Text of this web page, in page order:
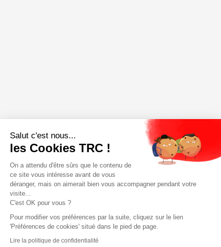
Salut c'est nous...
les Cookies TRC !
On a attendu d'être sûrs que le contenu de
ce site vous intéresse avant de vous
déranger, mais on aimerait bien vous accompagner pendant votre
visite...
C'est OK pour vous ?
Pour modifier vos préférences par la suite, cliquez sur le lien
'Préférences de cookies' situé dans le pied de page.
Lire la politique de confidentialité